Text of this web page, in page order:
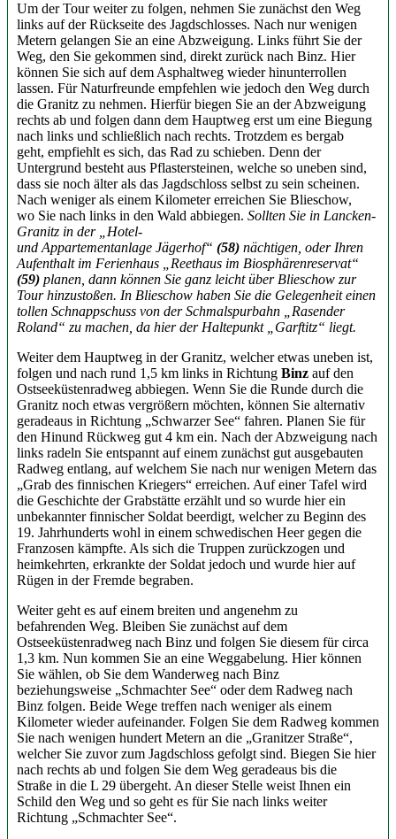
Um der Tour weiter zu folgen, nehmen Sie zunächst den Weg
links auf der Rückseite des Jagdschlosses. Nach nur wenigen
Metern gelangen Sie an eine Abzweigung. Links führt Sie der
Weg, den Sie gekommen sind, direkt zurück nach Binz. Hier
können Sie sich auf dem Asphaltweg wieder hinunterrollen
lassen. Für Naturfreunde empfehlen wie jedoch den Weg durch
die Granitz zu nehmen. Hierfür biegen Sie an der Abzweigung
rechts ab und folgen dann dem Hauptweg erst um eine Biegung
nach links und schließlich nach rechts. Trotzdem es bergab
geht, empfiehlt es sich, das Rad zu schieben. Denn der
Untergrund besteht aus Pflastersteinen, welche so uneben sind,
dass sie noch älter als das Jagdschloss selbst zu sein scheinen.
Nach weniger als einem Kilometer erreichen Sie Blieschow,
wo Sie nach links in den Wald abbiegen. Sollten Sie in Lancken-
Granitz in der „Hotel-
und Appartementanlage Jägerhof“ (58) nächtigen, oder Ihren
Aufenthalt im Ferienhaus „Reethaus im Biosphärenreservat“
(59) planen, dann können Sie ganz leicht über Blieschow zur
Tour hinzustoßen. In Blieschow haben Sie die Gelegenheiteinen
tollen Schnappschuss von der Schmalspurbahn „Rasender
Roland“ zu machen, da hier der Haltepunkt „Garftitz“ liegt.
Weiter dem Hauptweg in der Granitz, welcher etwas uneben ist,
folgen und nach rund 1,5 km links in Richtung Binz auf den
Ostseeküstenradweg abbiegen. Wenn Sie die Runde durch die
Granitz noch etwas vergrößern möchten, können Sie alternativ
geradeaus in Richtung „Schwarzer See“ fahren. Planen Sie für
den Hinund Rückweg gut 4 km ein. Nach der Abzweigung nach
links radeln Sie entspannt auf einem zunächst gut ausgebauten
Radweg entlang, auf welchem Sie nach nur wenigen Metern das
„Grab des finnischen Kriegers“ erreichen. Auf einer Tafel wird
die Geschichte der Grabstätte erzählt und so wurde hier ein
unbekannter finnischer Soldat beerdigt, welcher zu Beginn des
19. Jahrhunderts wohl in einem schwedischen Heer gegen die
Franzosen kämpfte. Als sich die Truppen zurückzogen und
heimkehrten, erkrankte der Soldat jedoch und wurde hier auf
Rügen in der Fremde begraben.
Weiter geht es auf einem breiten und angenehm zu
befahrenden Weg. Bleiben Sie zunächst auf dem
Ostseeküstenradweg nach Binz und folgen Sie diesem für circa
1,3 km. Nun kommen Sie an eine Weggabelung. Hier können
Sie wählen, ob Sie dem Wanderweg nach Binz
beziehungsweise „Schmachter See“ oder dem Radweg nach
Binz folgen. Beide Wege treffen nach weniger als einem
Kilometer wieder aufeinander. Folgen Sie dem Radweg kommen
Sie nach wenigen hundert Metern an die „Granitzer Straße“,
welcher Sie zuvor zum Jagdschloss gefolgt sind. Biegen Sie hier
nach rechts ab und folgen Sie dem Weg geradeaus bis die
Straße in die L 29 übergeht. An dieser Stelle weist Ihnen ein
Schild den Weg und so geht es für Sie nach links weiter
Richtung „Schmachter See“.